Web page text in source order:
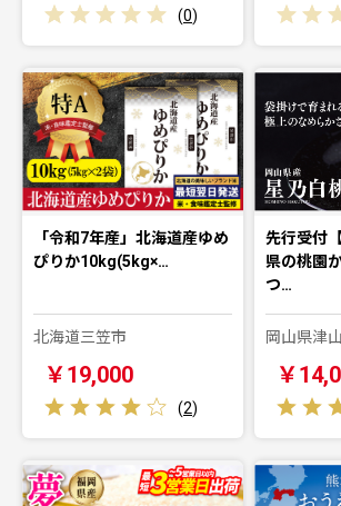
(0)
「令和7年産」北海道産ゆめ
ぴりか10kg(5kg×…
北海道三笠市
￥19,000
(2)
先行受付
県の桃園
つ…
岡山県津
￥